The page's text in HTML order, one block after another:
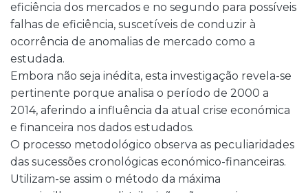
eficiência dos mercados e no segundo para possíveis
falhas de eficiência, suscetíveis de conduzir à
ocorrência de anomalias de mercado como a
estudada.
Embora não seja inédita, esta investigação revela-se
pertinente porque analisa o período de 2000 a
2014, aferindo a influência da atual crise económica
e financeira nos dados estudados.
O processo metodológico observa as peculiaridades
das sucessões cronológicas económico-financeiras.
Utilizam-se assim o método da máxima